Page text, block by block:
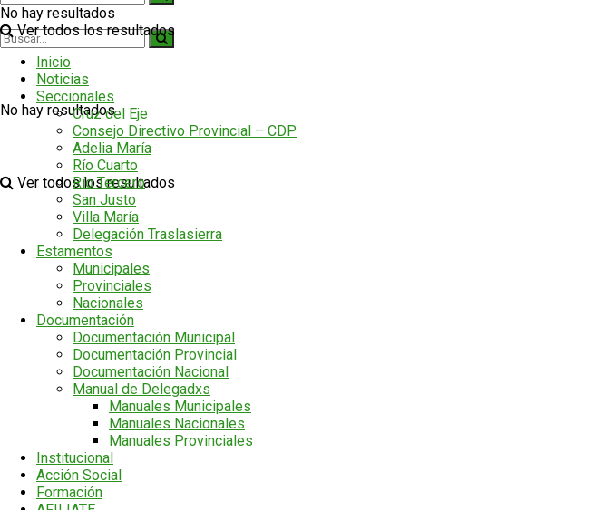
No hay resultados
Ver todos los resultados
No hay resultados
Ver todos los resultados
Inicio
Noticias
Seccionales
Cruz del Eje
Consejo Directivo Provincial – CDP
Adelia María
Río Cuarto
Río Tercero
San Justo
Villa María
Delegación Traslasierra
Estamentos
Municipales
Provinciales
Nacionales
Documentación
Documentación Municipal
Documentación Provincial
Documentación Nacional
Manual de Delegadxs
Manuales Municipales
Manuales Nacionales
Manuales Provinciales
Institucional
Acción Social
Formación